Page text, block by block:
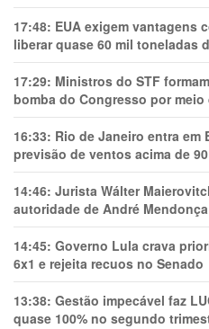
17:48: EUA exigem vantagens
liberar quase 60 mil toneladas
17:29: Ministros do STF
bomba do Congresso por meio
16:33: Rio de Janeiro entra em
previsão de ventos acima de
14:46: Jurista Wálter
autoridade de André
14:45: Governo Lula crava
6x1 e rejeita recuos no Senado
13:38: Gestão impecável faz
quase 100% no segundo